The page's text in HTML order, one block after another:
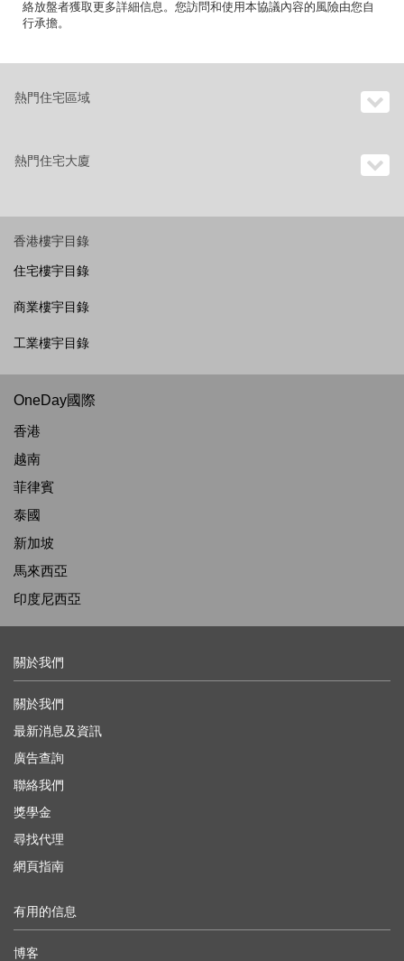
絡放盤者獲取更多詳細信息。您訪問和使用本協議內容的風險由您自
行承擔。
熱門住宅區域
熱門住宅大廈
香港樓宇目錄
住宅樓宇目錄
商業樓宇目錄
工業樓宇目錄
OneDay國際
香港
越南
菲律賓
泰國
新加坡
馬來西亞
印度尼西亞
關於我們
關於我們
最新消息及資訊
廣告查詢
聯絡我們
獎學金
尋找代理
網頁指南
有用的信息
博客